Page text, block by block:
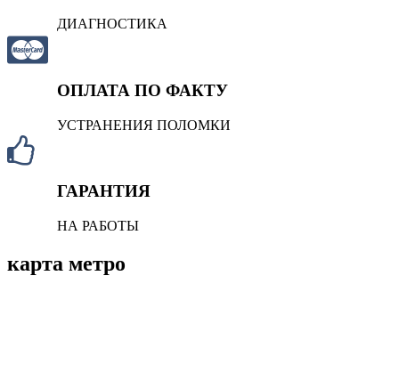
ДИАГНОСТИКА
ОПЛАТА ПО ФАКТУ
УСТРАНЕНИЯ ПОЛОМКИ
ГАРАНТИЯ
НА РАБОТЫ
карта метро